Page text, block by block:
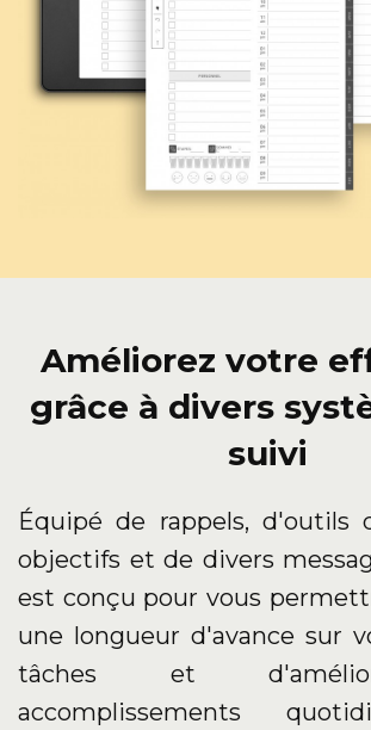
Améliorez votre
grâce à divers
suivi
Équipé de rappels, d'outils
objectifs et de divers
est conçu pour vous
une longueur d'avance sur
tâches et
accomplissements